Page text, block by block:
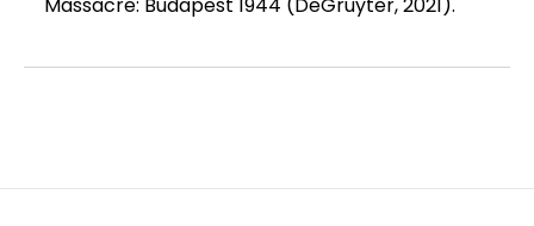
Massacre: Budapest 1944 (DeGruyter, 2021).